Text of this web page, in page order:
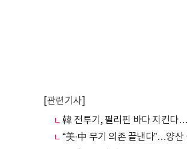
[관련기사]
韓 전투기, 필리핀 바다 지킨다
“美·中 무기 의존 끝낸다”…양